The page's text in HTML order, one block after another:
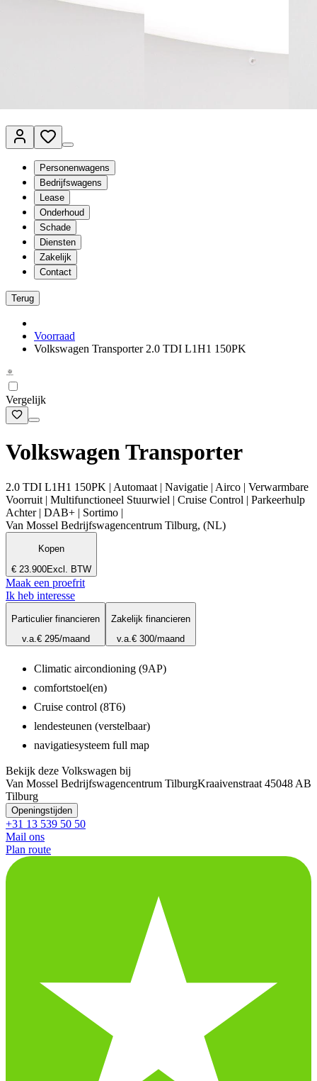
Van Mossel Automotive Group
Personenwagens
Bedrijfswagens
Lease
Onderhoud
Schade
Diensten
Zakelijk
Contact
Terug
Voorraad
Volkswagen Transporter 2.0 TDI L1H1 150PK
Vergelijk
Volkswagen Transporter
2.0 TDI L1H1 150PK | Automaat | Navigatie | Airco | Verwarmbare
Voorruit | Multifunctioneel Stuurwiel | Cruise Control | Parkeerhulp
Achter | DAB+ | Sortimo |
Van Mossel Bedrijfswagencentrum Tilburg, (NL)
Kopen
€ 23.900Excl. BTW
Maak een proefrit
Ik heb interesse
Particulier financieren
v.a.€ 295/maand
Zakelijk financieren
v.a.€ 300/maand
Climatic aircondioning (9AP)
comfortstoel(en)
Cruise control (8T6)
lendesteunen (verstelbaar)
navigatiesysteem full map
Bekijk deze Volkswagen bij
Van Mossel Bedrijfswagencentrum TilburgKraaivenstraat 45048 AB
Tilburg
Openingstijden
+31 13 539 50 50
Mail ons
Plan route